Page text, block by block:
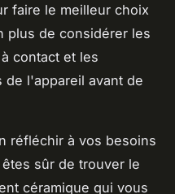
faire le meilleur choix
plus de considérer les
contact et les
l'appareil avant de
réfléchir à vos besoins
sûr de trouver le
céramique qui vous